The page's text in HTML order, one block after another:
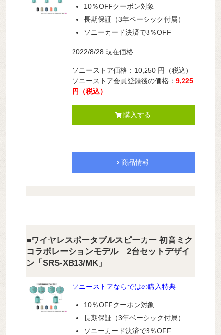
10％OFFクーポン対象
長期保証（3年ベーシック付属）
ソニーカード決済で3％OFF
2022/8/28 現在価格
ソニーストア価格：10,250 円（税込）
ソニーストア会員登録後の価格： 9,225
円（税込）
購入する
商品情報
■ワイヤレスポータブルスピーカー 初音ミク
コラボレーションモデル 2台セットデザイ
ン「SRS-XB13/MK」
ソニーストアならではの購入特典
10％OFFクーポン対象
長期保証（3年ベーシック付属）
ソニーカード決済で3％OFF